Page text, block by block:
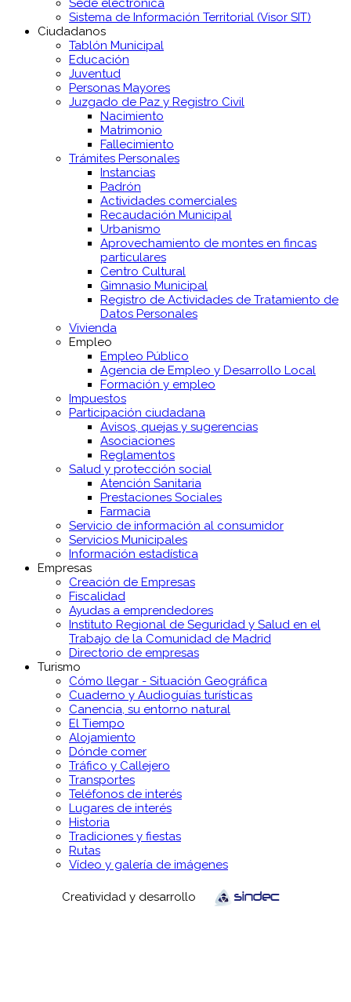
Sede electrónica
Sistema de Información Territorial (Visor SIT)
Ciudadanos
Tablón Municipal
Educación
Juventud
Personas Mayores
Juzgado de Paz y Registro Civil
Nacimiento
Matrimonio
Fallecimiento
Trámites Personales
Instancias
Padrón
Actividades comerciales
Recaudación Municipal
Urbanismo
Aprovechamiento de montes en fincas
particulares
Centro Cultural
Gimnasio Municipal
Registro de Actividades de Tratamiento de
Datos Personales
Vivienda
Empleo
Empleo Público
Agencia de Empleo y Desarrollo Local
Formación y empleo
Impuestos
Participación ciudadana
Avisos, quejas y sugerencias
Asociaciones
Reglamentos
Salud y protección social
Atención Sanitaria
Prestaciones Sociales
Farmacia
Servicio de información al consumidor
Servicios Municipales
Información estadística
Empresas
Creación de Empresas
Fiscalidad
Ayudas a emprendedores
Instituto Regional de Seguridad y Salud en el
Trabajo de la Comunidad de Madrid
Directorio de empresas
Turismo
Cómo llegar - Situación Geográfica
Cuaderno y Audioguías turísticas
Canencia, su entorno natural
El Tiempo
Alojamiento
Dónde comer
Tráfico y Callejero
Transportes
Teléfonos de interés
Lugares de interés
Historia
Tradiciones y fiestas
Rutas
Vídeo y galería de imágenes
Creatividad y desarrollo